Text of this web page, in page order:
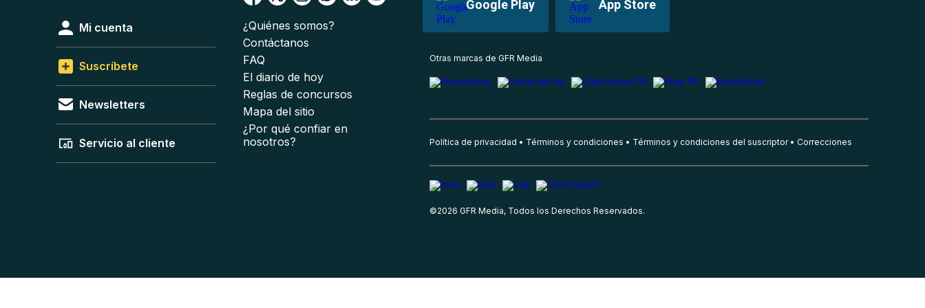
Google Play App Store
Mi cuenta
Suscríbete
Newsletters
Servicio al cliente
¿Quiénes somos?
Contáctanos
FAQ
El diario de hoy
Reglas de concursos
Mapa del sitio
¿Por qué confiar en
nosotros?
Otras marcas de GFR Media
Política de privacidad Términos y condiciones Términos y condiciones del suscriptor Correcciones
©2026 GFR Media, Todos los Derechos Reservados.